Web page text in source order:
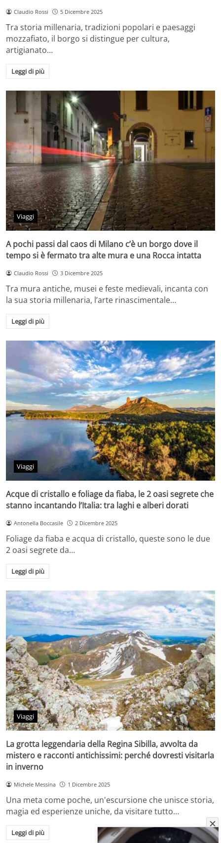
Claudio Rossi 5 Dicembre 2025
Tra storia millenaria, tradizioni popolari e paesaggi
mozzafiato, il borgo si distingue per cultura,
artigianato…
Leggi di più
Viaggi
A pochi passi dal caos di Milano c’è un borgo dove il
tempo si è fermato tra alte mura e una Rocca intatta
Claudio Rossi 3 Dicembre 2025
Tra mura antiche, musei e feste medievali, incanta con
la sua storia millenaria, l’arte rinascimentale…
Leggi di più
Viaggi
Acque di cristallo e foliage da fiaba, le 2 oasi segrete che
stanno incantando l’Italia: tra laghi e alberi dorati
Antonella Boccasile 2 Dicembre 2025
Foliage da fiaba e acqua di cristallo, queste sono le due
2 oasi segrete da…
Leggi di più
Viaggi
La grotta leggendaria della Regina Sibilla, avvolta da
mistero e racconti antichissimi: perché dovresti visitarla
in inverno
Michele Messina 1 Dicembre 2025
Una meta come poche, un'escursione che unisce storia,
magia ed esperienze uniche, da visitare tutto…
Leggi di più